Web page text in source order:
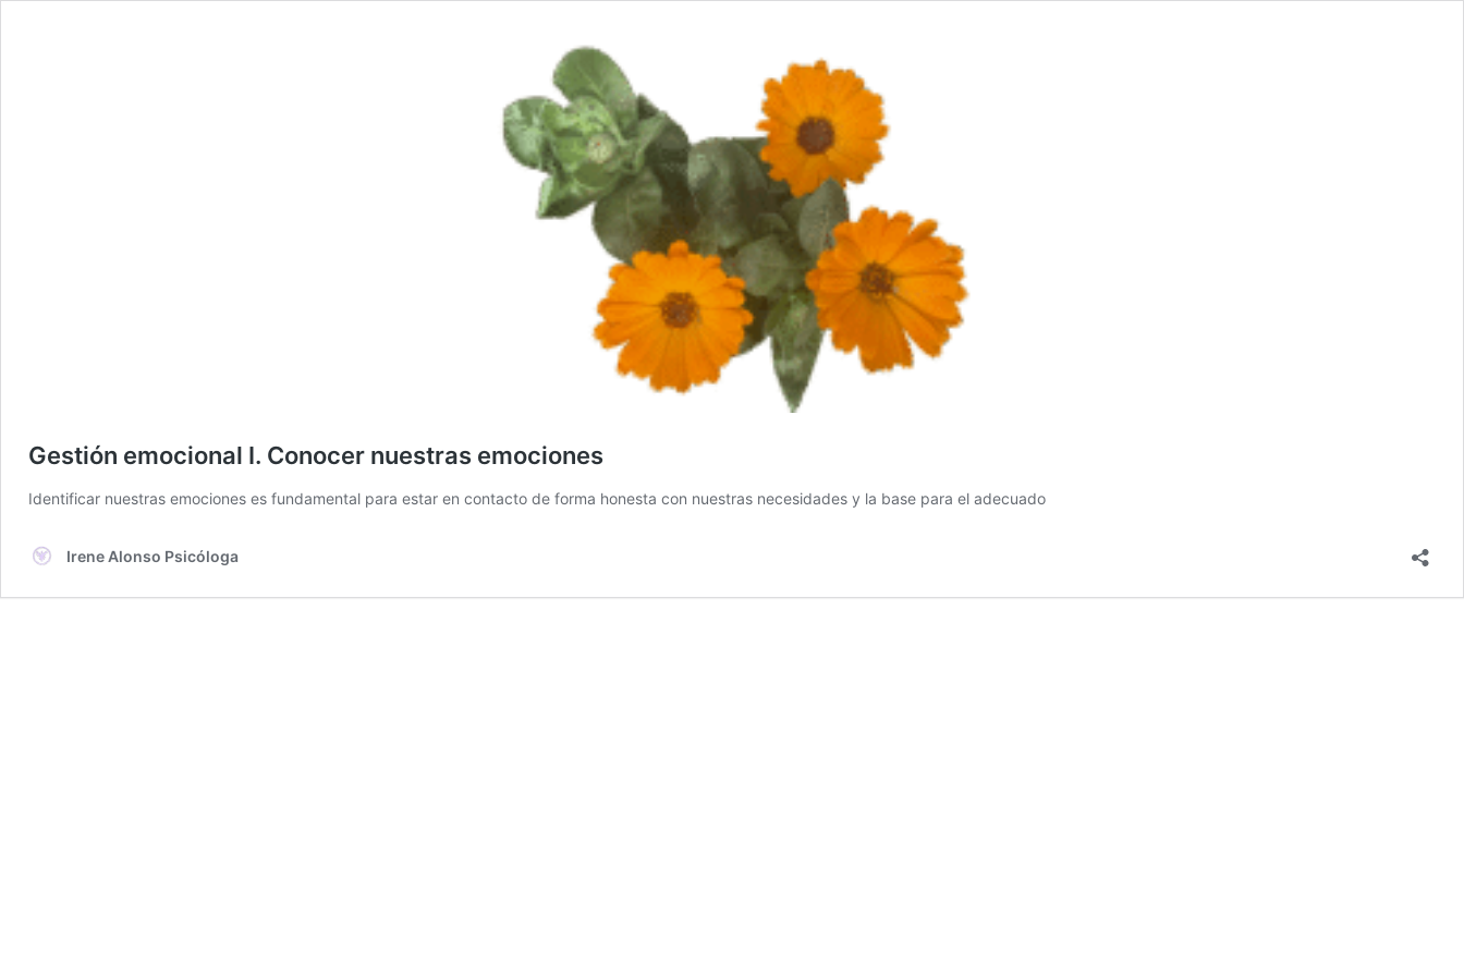
Gestión emocional I. Conocer nuestras emociones
Identificar nuestras emociones es fundamental para estar en contacto de forma honesta con nuestras necesidades y la base para el adecuado
Irene Alonso Psicóloga